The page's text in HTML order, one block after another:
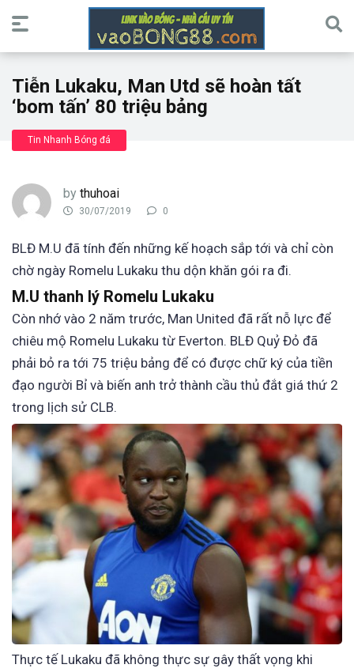
Tiễn Lukaku, Man Utd sẽ hoàn tất
‘bom tấn’ 80 triệu bảng
Tin Nhanh Bóng đá
by thuhoai
30/07/2019 0
BLĐ M.U đã tính đến những kế hoạch sắp tới và chỉ còn
chờ ngày Romelu Lukaku thu dộn khăn gói ra đi.
M.U thanh lý Romelu Lukaku
Còn nhớ vào 2 năm trước, Man United đã rất nỗ lực để
chiêu mộ Romelu Lukaku từ Everton. BLĐ Quỷ Đỏ đã
phải bỏ ra tới 75 triệu bảng để có được chữ ký của tiền
đạo người Bỉ và biến anh trở thành cầu thủ đắt giá thứ 2
trong lịch sử CLB.
Thực tế Lukaku đã không thực sự gây thất vọng khi